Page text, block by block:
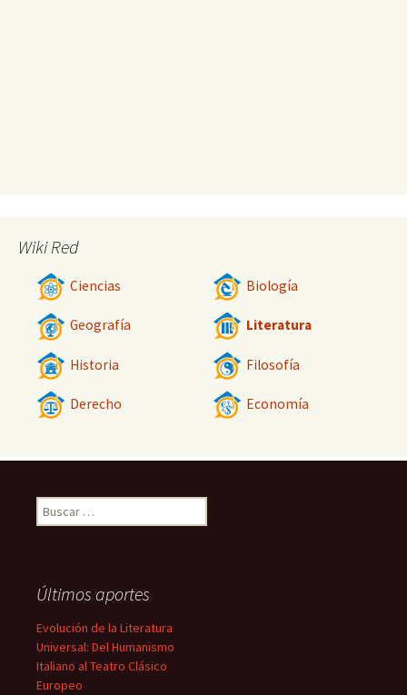
Wiki Red
Ciencias Biología
Geografía Literatura
Historia Filosofía
Derecho Economía
Buscar:
Últimos aportes
Evolución de la Literatura
Universal: Del Humanismo
Italiano al Teatro Clásico
Europeo